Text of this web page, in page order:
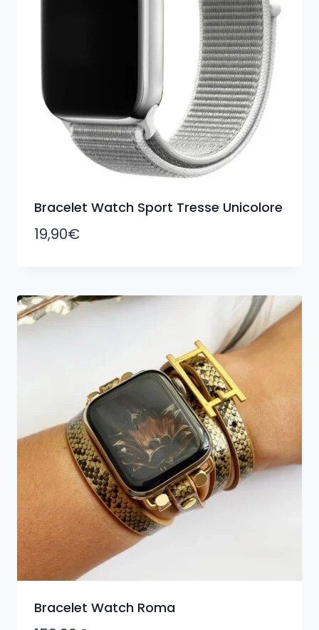
Bracelet Watch Sport Tresse Unicolore
19,90€
Bracelet Watch Roma